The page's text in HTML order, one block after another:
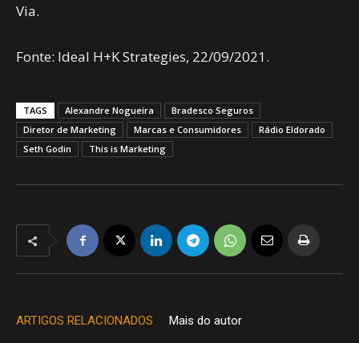
Via.
Fonte: Ideal H+K Strategies, 22/09/2021.
TAGS Alexandre Nogueira
Bradesco Seguros
Diretor de Marketing
Marcas e Consumidores
Rádio Eldorado
Seth Godin
This is Marketing
ARTIGOS RELACIONADOS Mais do autor